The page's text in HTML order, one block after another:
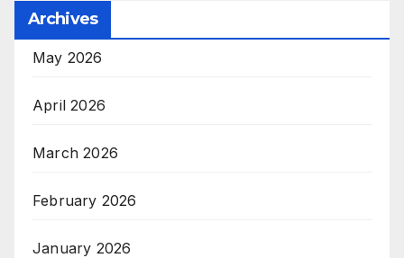
Archives
May 2026
April 2026
March 2026
February 2026
January 2026